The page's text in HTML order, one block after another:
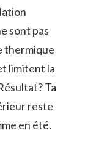
sont pas
thermique
limitent la
Ta
reste
en été.